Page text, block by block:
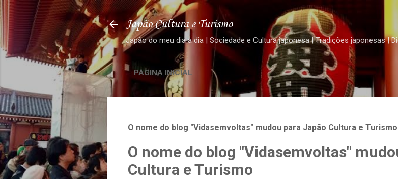
Pular para o conteúdo principal
Japão Cultura e Turismo
Japão do meu dia a dia | Sociedade e Cultura japonesa | Tradições japonesas |
PÁGINA INICIAL
O nome do blog "Vidasemvoltas" mudou para Japão Cultura e Turismo
O nome do blog "Vidasemvoltas"
Cultura e Turismo